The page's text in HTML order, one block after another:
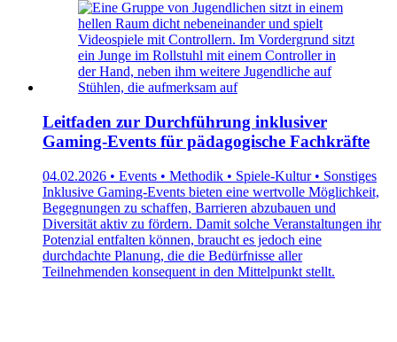
Leitfaden zur Durchführung inklusiver
Gaming-Events für pädagogische Fachkräfte
04.02.2026 • Events • Methodik • Spiele-Kultur • Sonstiges
Inklusive Gaming-Events bieten eine wertvolle Möglichkeit,
Begegnungen zu schaffen, Barrieren abzubauen und
Diversität aktiv zu fördern. Damit solche Veranstaltungen ihr
Potenzial entfalten können, braucht es jedoch eine
durchdachte Planung, die die Bedürfnisse aller
Teilnehmenden konsequent in den Mittelpunkt stellt.